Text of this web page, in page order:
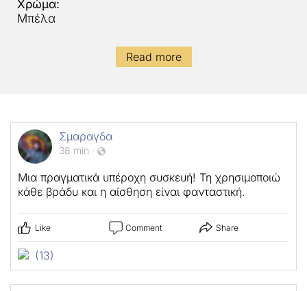
Χρώμα:
Μπέλα
Read more
Σμαραγδα
38 min ·
Μια πραγματικά υπέροχη συσκευή! Τη χρησιμοποιώ
κάθε βράδυ και η αίσθηση είναι φανταστική.
Like Comment Share
(13)